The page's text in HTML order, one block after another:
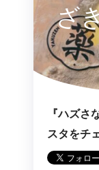
ざ
『ハズさ
スタをチ